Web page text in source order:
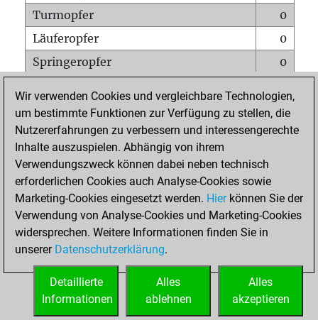
Turmopfer
0
Läuferopfer
0
Springeropfer
0
Matt auf vollem Brett
0
Bauer setzt Matt
0
Erstickte Matts
Unterverwandlungen
Türme auf der siebten
0
STARTSEITE
Wir verwenden Cookies und vergleichbare Technologien,
um bestimmte Funktionen zur Verfügung zu stellen, die
Nutzererfahrungen zu verbessern und interessengerechte
Inhalte auszuspielen. Abhängig von ihrem
Verwendungszweck können dabei neben technisch
erforderlichen Cookies auch Analyse-Cookies sowie
Marketing-Cookies eingesetzt werden. Hierkönnen Sie der
Verwendung von Analyse-Cookies und Marketing-Cookies
widersprechen. Weitere Informationen finden Sie in
unserer Datenschutzerklärung.
Alles
akzeptieren
Alles
ablehnen
Detaillierte
Informationen